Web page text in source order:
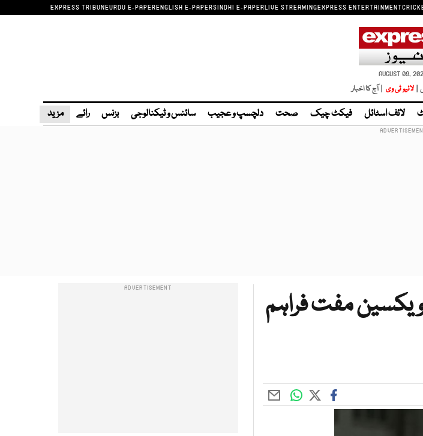
EXPRESS TRIBUNEURDU E-PAPERENGLISH E-PAPERSINDHI E-PAPERLIVE STREAMINGEXPRESS ENTERTAINMENT
AUGUST 09,
| لائیو ٹی وی | آج کا اخبار
لائف اسٹائل فیکٹ چیک صحت دلچسپ و عجیب سائنس و ٹیکنالوجی بزنس رائے مزید
ویکسین مفت فراہم